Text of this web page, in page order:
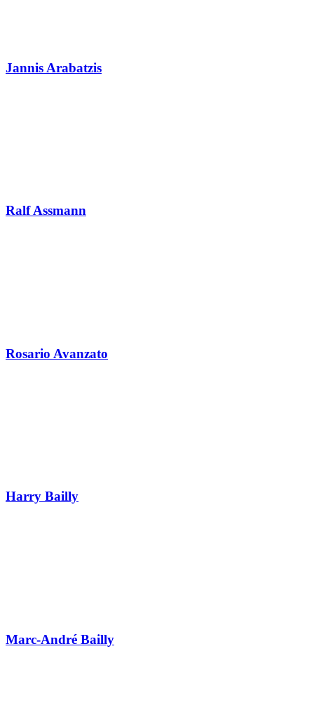
Jannis Arabatzis
Ralf Assmann
Rosario Avanzato
Harry Bailly
Marc-André Bailly